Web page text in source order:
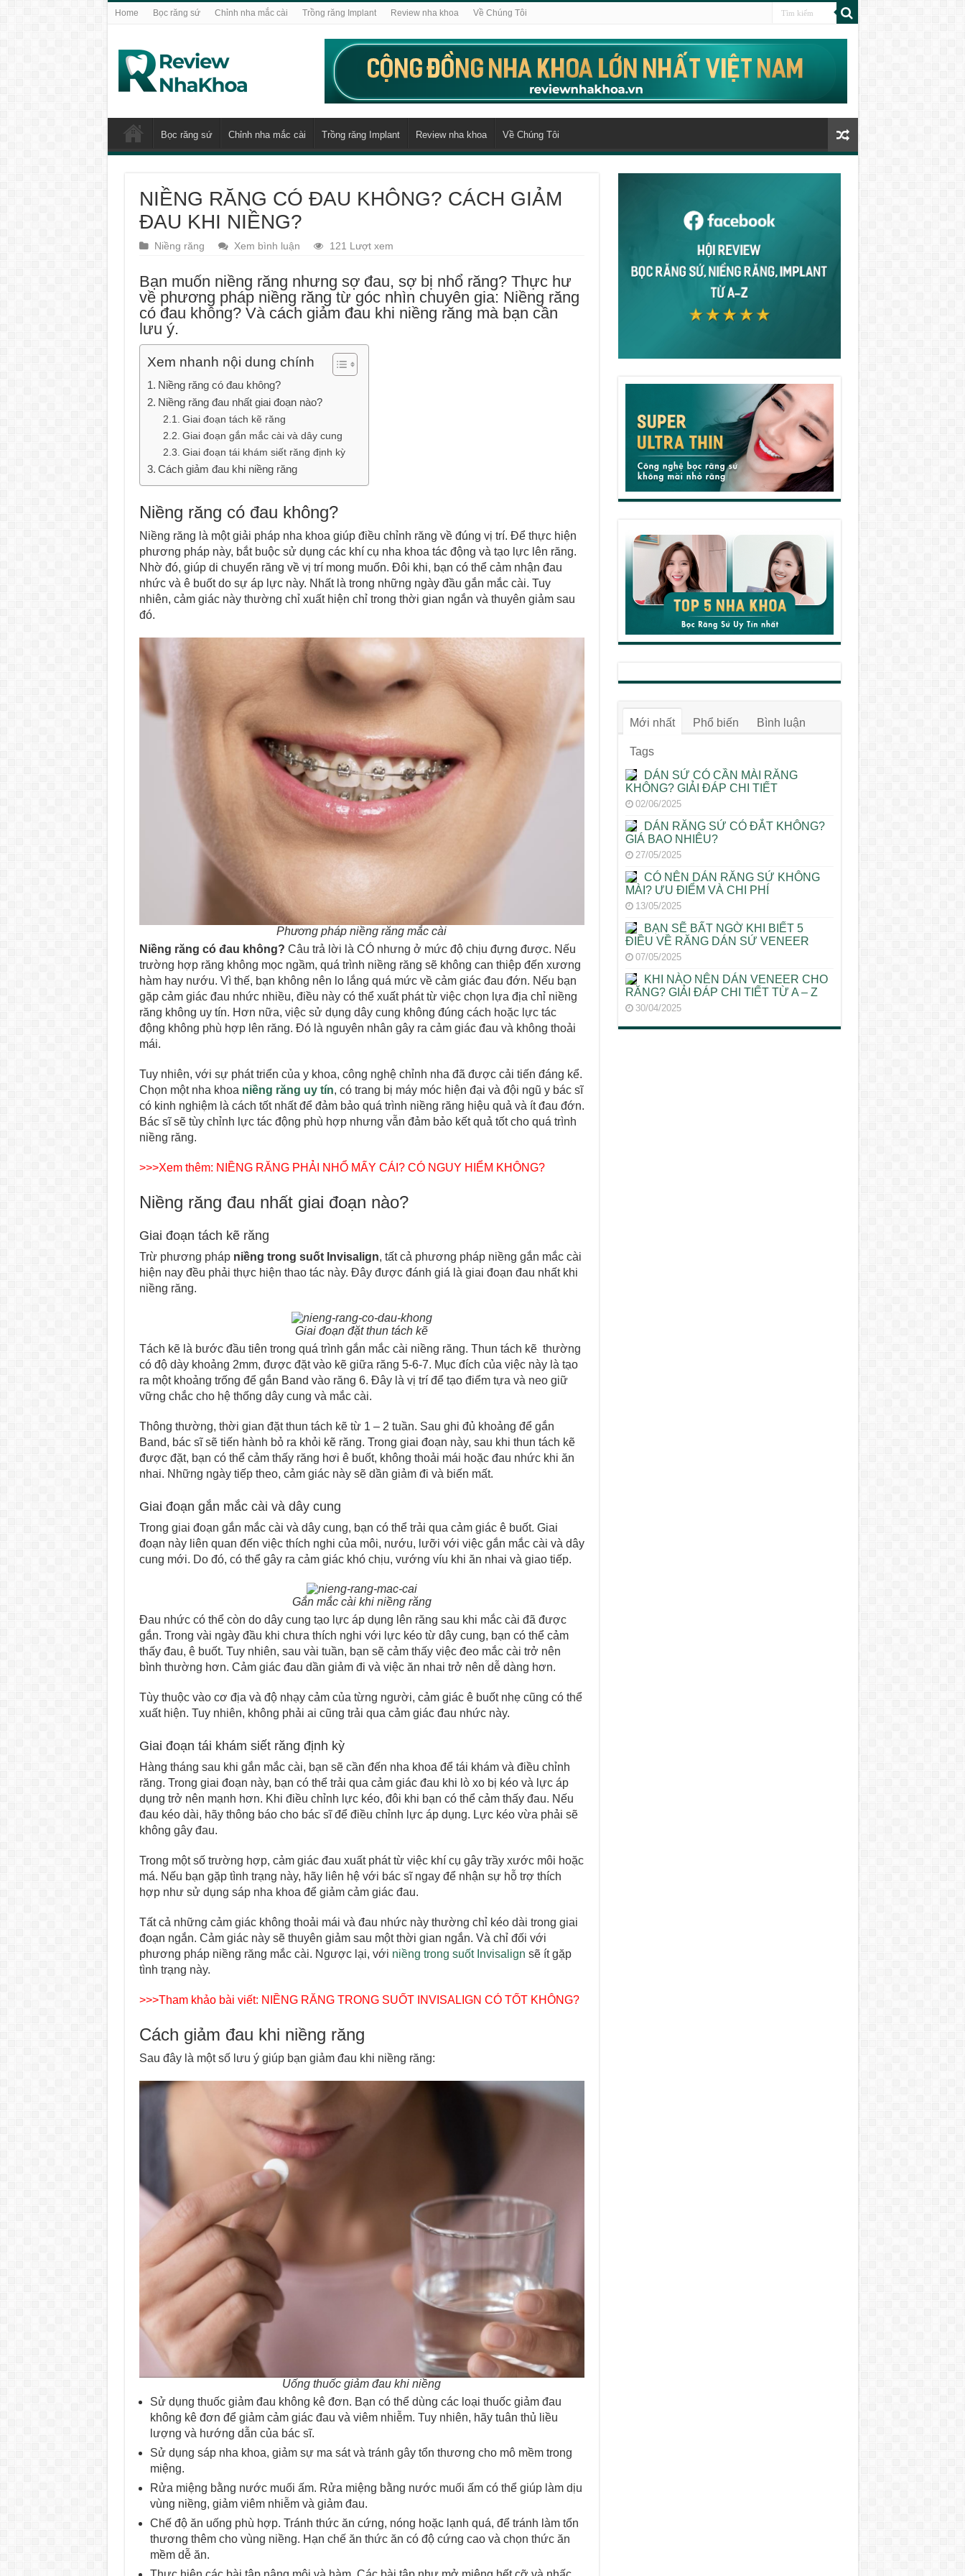
Home Bọc răng sứ Chỉnh nha mắc cài Trồng răng Implant Review nha khoa Về Chúng Tôi
Bọc răng sứ Chỉnh nha mắc cài Trồng răng Implant Review nha khoa Về Chúng Tôi
NIỀNG RĂNG CÓ ĐAU KHÔNG? CÁCH GIẢM
ĐAU KHI NIỀNG?
Niềng răng Xem bình luận 121 Lượt xem
Bạn muốn niềng răng nhưng sợ đau, sợ bị nhổ răng? Thực hư
về phương pháp niềng răng từ góc nhìn chuyên gia: Niềng răng
có đau không? Và cách giảm đau khi niềng răng mà bạn cần
lưu ý.
Xem nhanh nội dung chính
Niềng răng có đau không?
Niềng răng đau nhất giai đoạn nào?
Giai đoạn tách kẽ răng
Giai đoạn gắn mắc cài và dây cung
Giai đoạn tái khám siết răng định kỳ
Cách giảm đau khi niềng răng
Niềng răng có đau không?
Niềng răng là một giải pháp nha khoa giúp điều chỉnh răng về đúng vị trí. Để thực hiện
phương pháp này, bắt buộc sử dụng các khí cụ nha khoa tác động và tạo lực lên răng.
Nhờ đó, giúp di chuyển răng về vị trí mong muốn. Đôi khi, bạn có thể cảm nhận đau
nhức và ê buốt do sự áp lực này. Nhất là trong những ngày đầu gắn mắc cài. Tuy
nhiên, cảm giác này thường chỉ xuất hiện chỉ trong thời gian ngắn và thuyên giảm sau
đó.
Phương pháp niềng răng mắc cài
Niềng răng có đau không? Câu trả lời là CÓ nhưng ở mức độ chịu đựng được. Nếu
trường hợp răng không mọc ngầm, quá trình niềng răng sẽ không can thiệp đến xương
hàm hay nướu. Vì thế, bạn không nên lo lắng quá mức về cảm giác đau đớn. Nếu bạn
gặp cảm giác đau nhức nhiều, điều này có thể xuất phát từ việc chọn lựa địa chỉ niềng
răng không uy tín. Hơn nữa, việc sử dụng dây cung không đúng cách hoặc lực tác
động không phù hợp lên răng. Đó là nguyên nhân gây ra cảm giác đau và không thoải
mái.
Tuy nhiên, với sự phát triển của y khoa, công nghệ chỉnh nha đã được cải tiến đáng kể.
Chọn một nha khoa niềng răng uy tín, có trang bị máy móc hiện đại và đội ngũ y bác sĩ
có kinh nghiệm là cách tốt nhất để đảm bảo quá trình niềng răng hiệu quả và ít đau đớn.
Bác sĩ sẽ tùy chỉnh lực tác động phù hợp nhưng vẫn đảm bảo kết quả tốt cho quá trình
niềng răng.
>>>Xem thêm: NIỀNG RĂNG PHẢI NHỔ MẤY CÁI? CÓ NGUY HIỂM KHÔNG?
Niềng răng đau nhất giai đoạn nào?
Giai đoạn tách kẽ răng
Trừ phương pháp niềng trong suốt Invisalign, tất cả phương pháp niềng gắn mắc cài
hiện nay đều phải thực hiện thao tác này. Đây được đánh giá là giai đoạn đau nhất khi
niềng răng.
Giai đoạn đặt thun tách kẽ
Tách kẽ là bước đầu tiên trong quá trình gắn mắc cài niềng răng. Thun tách kẽ thường
có độ dày khoảng 2mm, được đặt vào kẽ giữa răng 5-6-7. Mục đích của việc này là tạo
ra một khoảng trống để gắn Band vào răng 6. Đây là vị trí để tạo điểm tựa và neo giữ
vững chắc cho hệ thống dây cung và mắc cài.
Thông thường, thời gian đặt thun tách kẽ từ 1 – 2 tuần. Sau ghi đủ khoảng để gắn
Band, bác sĩ sẽ tiến hành bỏ ra khỏi kẽ răng. Trong giai đoạn này, sau khi thun tách kẽ
được đặt, bạn có thể cảm thấy răng hơi ê buốt, không thoải mái hoặc đau nhức khi ăn
nhai. Những ngày tiếp theo, cảm giác này sẽ dần giảm đi và biến mất.
Giai đoạn gắn mắc cài và dây cung
Trong giai đoạn gắn mắc cài và dây cung, bạn có thể trải qua cảm giác ê buốt. Giai
đoạn này liên quan đến việc thích nghi của môi, nướu, lưỡi với việc gắn mắc cài và dây
cung mới. Do đó, có thể gây ra cảm giác khó chịu, vướng víu khi ăn nhai và giao tiếp.
Gắn mắc cài khi niềng răng
Đau nhức có thể còn do dây cung tạo lực áp dụng lên răng sau khi mắc cài đã được
gắn. Trong vài ngày đầu khi chưa thích nghi với lực kéo từ dây cung, bạn có thể cảm
thấy đau, ê buốt. Tuy nhiên, sau vài tuần, bạn sẽ cảm thấy việc đeo mắc cài trở nên
bình thường hơn. Cảm giác đau dần giảm đi và việc ăn nhai trở nên dễ dàng hơn.
Tùy thuộc vào cơ địa và độ nhạy cảm của từng người, cảm giác ê buốt nhẹ cũng có thể
xuất hiện. Tuy nhiên, không phải ai cũng trải qua cảm giác đau nhức này.
Giai đoạn tái khám siết răng định kỳ
Hàng tháng sau khi gắn mắc cài, bạn sẽ cần đến nha khoa để tái khám và điều chỉnh
răng. Trong giai đoạn này, bạn có thể trải qua cảm giác đau khi lò xo bị kéo và lực áp
dụng trở nên mạnh hơn. Khi điều chỉnh lực kéo, đôi khi bạn có thể cảm thấy đau. Nếu
đau kéo dài, hãy thông báo cho bác sĩ để điều chỉnh lực áp dụng. Lực kéo vừa phải sẽ
không gây đau.
Trong một số trường hợp, cảm giác đau xuất phát từ việc khí cụ gây trầy xước môi hoặc
má. Nếu bạn gặp tình trạng này, hãy liên hệ với bác sĩ ngay để nhận sự hỗ trợ thích
hợp như sử dụng sáp nha khoa để giảm cảm giác đau.
Tất cả những cảm giác không thoải mái và đau nhức này thường chỉ kéo dài trong giai
đoạn ngắn. Cảm giác này sẽ thuyên giảm sau một thời gian ngắn. Và chỉ đối với
phương pháp niềng răng mắc cài. Ngược lại, với niềng trong suốt Invisalign sẽ ít gặp
tình trạng này.
>>>Tham khảo bài viết: NIỀNG RĂNG TRONG SUỐT INVISALIGN CÓ TỐT KHÔNG?
Cách giảm đau khi niềng răng
Sau đây là một số lưu ý giúp bạn giảm đau khi niềng răng:
Uống thuốc giảm đau khi niềng
Sử dụng thuốc giảm đau không kê đơn. Bạn có thể dùng các loại thuốc giảm đau
không kê đơn để giảm cảm giác đau và viêm nhiễm. Tuy nhiên, hãy tuân thủ liều
lượng và hướng dẫn của bác sĩ.
Sử dụng sáp nha khoa, giảm sự ma sát và tránh gây tổn thương cho mô mềm trong
miệng.
Rửa miệng bằng nước muối ấm. Rửa miệng bằng nước muối ấm có thể giúp làm dịu
vùng niềng, giảm viêm nhiễm và giảm đau.
Chế độ ăn uống phù hợp. Tránh thức ăn cứng, nóng hoặc lạnh quá, để tránh làm tổn
thương thêm cho vùng niềng. Hạn chế ăn thức ăn có độ cứng cao và chọn thức ăn
mềm dễ ăn.
Mới nhất Phổ biến Bình luận
Tags
DÁN SỨ CÓ CẦN MÀI RĂNG
KHÔNG? GIẢI ĐÁP CHI TIẾT
02/06/2025
DÁN RĂNG SỨ CÓ ĐẮT KHÔNG?
GIÁ BAO NHIÊU?
27/05/2025
CÓ NÊN DÁN RĂNG SỨ KHÔNG
MÀI? ƯU ĐIỂM VÀ CHI PHÍ
13/05/2025
BẠN SẼ BẤT NGỜ KHI BIẾT 5
ĐIỀU VỀ RĂNG DÁN SỨ VENEER
07/05/2025
KHI NÀO NÊN DÁN VENEER CHO
RĂNG? GIẢI ĐÁP CHI TIẾT TỪ A – Z
30/04/2025